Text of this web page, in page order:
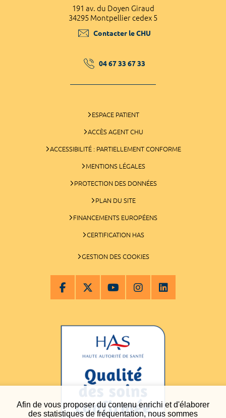
Afin de vous proposer du contenu enrichi et d'élaborer
des statistiques de fréquentation, nous sommes
191 av. du Doyen Giraud
34295 Montpellier cedex 5
Contacter le CHU
04 67 33 67 33
ESPACE PATIENT
ACCÈS AGENT CHU
ACCESSIBILITÉ : PARTIELLEMENT CONFORME
MENTIONS LÉGALES
PROTECTION DES DONNÉES
PLAN DU SITE
FINANCEMENTS EUROPÉENS
CERTIFICATION HAS
GESTION DES COOKIES